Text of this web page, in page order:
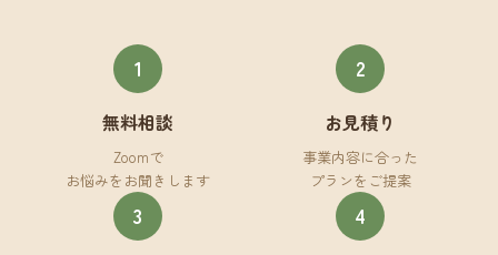
1
無料相談
Zoomで
お悩みをお聞きします
2
お見積り
事業内容に合った
プランをご提案
3 4